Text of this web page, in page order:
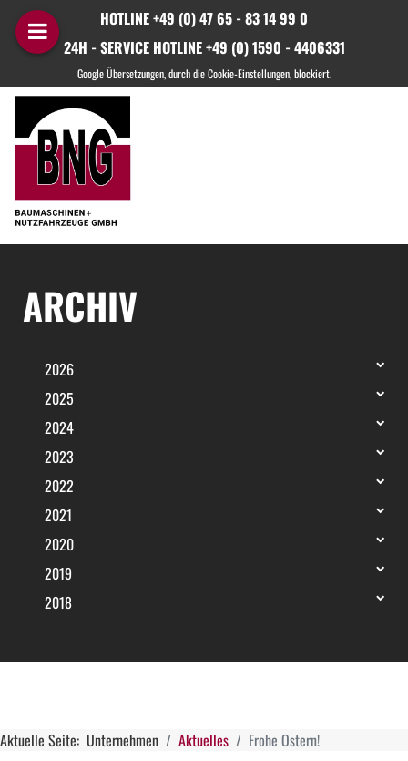
HOTLINE +49 (0) 47 65 - 83 14 99 0
24H - SERVICE HOTLINE +49 (0) 1590 - 4406331
ARCHIV
2026
2025
2024
2023
2022
2021
2020
2019
2018
Aktuelle Seite: Unternehmen Aktuelles Frohe Ostern!